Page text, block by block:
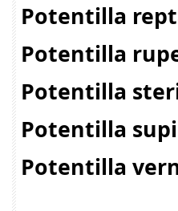
Potentilla
Potentilla
Potentilla
Potentilla
Potentilla